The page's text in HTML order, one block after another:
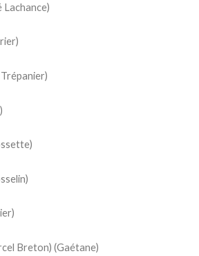
Lachance)
Breton) (Gaétane)